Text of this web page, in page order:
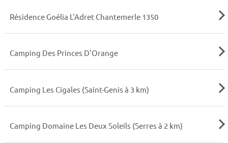
Résidence Goélia L'Adret Chantemerle 1350
Camping Des Princes D'Orange
Camping Les Cigales (Saint-Genis à 3 km)
Camping Domaine Les Deux Soleils (Serres à 2 km)